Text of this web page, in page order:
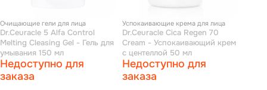
Очищающие гели для лица
Dr.Ceuracle 5 Alfa Control
Melting Cleasing Gel - Гель для
умывания 150 мл
Недоступно для
заказа
Успокаивающие крема для лица
Dr.Ceuracle Cica Regen 70
Cream - Успокаивающий крем
с центеллой 50 мл
Недоступно для
заказа